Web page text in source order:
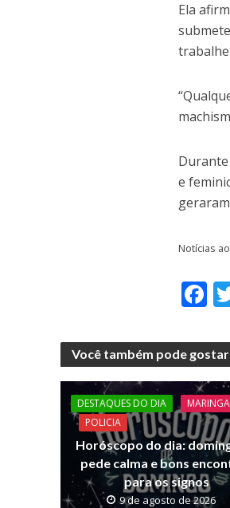
Ela
e
Notícias
F
e
b
o
o
k
Você também pode gostar
DESTAQUES DO DIA
MARINGA
POLICIA
Horóscopo do dia:
pede calma e bons
para os signos
9 de agosto de 2026